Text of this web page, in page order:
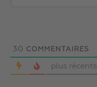
30 COMMENTAIRES
plus récents